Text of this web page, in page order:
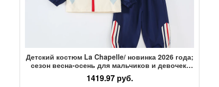
Детский костюм La Chapelle/ новинка 2026 года;
сезон весна-осень для мальчиков и девочек;
спортивная куртка на молнии для отдыха;
тренд из двух предметов
1419.97 руб.